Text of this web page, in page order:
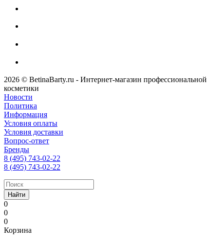
2026 © BetinaBarty.ru - Интернет-магазин профессиональной
косметики
Новости
Политика
Информация
Условия оплаты
Условия доставки
Вопрос-ответ
Бренды
8 (495) 743-02-22
8 (495) 743-02-22
Найти
0
0
0
Корзина